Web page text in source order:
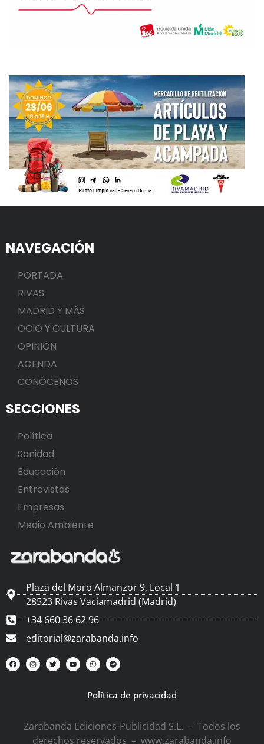
NAVEGACIÓN
PORTADA
RIVAS
MADRID Y MÁS
OCIO Y CULTURA
OPINIÓN
AGENDA
CONÓCENOS
SECCIONES
Política
Sanidad
Educación
Entrevistas
Empresas
Medio Ambiente
Plaza del Moro Almanzor 9, Local 1
28523 Rivas Vaciamadrid (Madrid)
+34 660 36 62 96
editorial@zarabanda.info
Política de privacidad
Zarabanda Ediciones-Publicidad S.L. – Todos los
derechos reservados – www.zarabanda.info